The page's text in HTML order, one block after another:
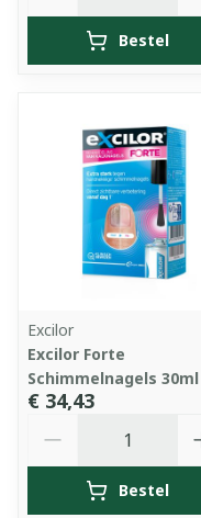
Bestel
Excilor
Excilor Forte
Schimmelnagels 30ml
€ 34,43
Bestel